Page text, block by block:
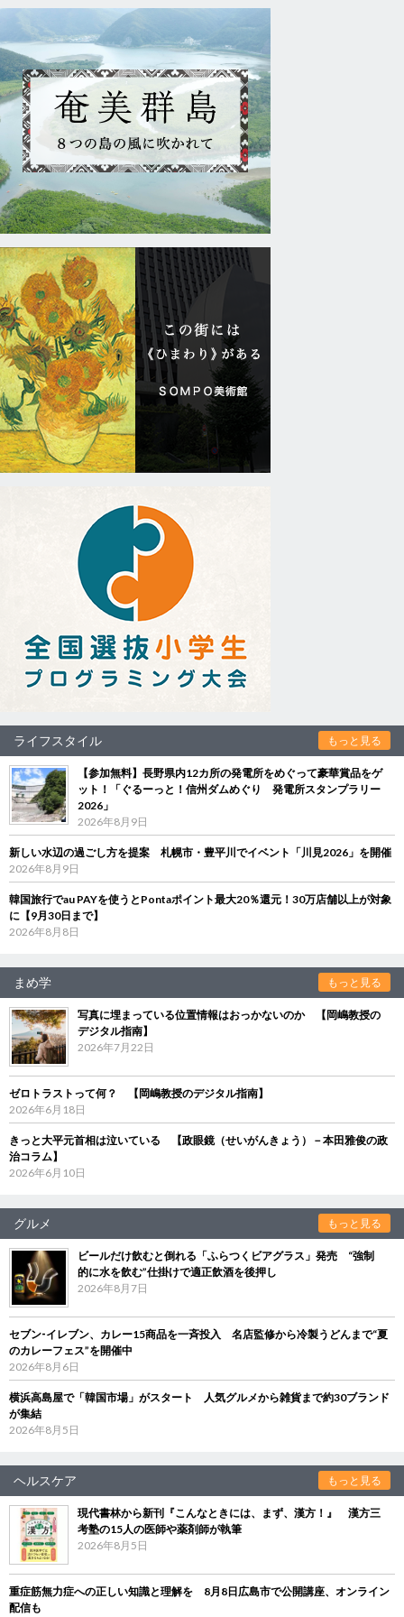
ライフスタイル もっと見る
【参加無料】長野県内12カ所の発電所をめぐって豪華賞品をゲ
ット！「ぐるーっと！信州ダムめぐり 発電所スタンプラリー
2026」
2026年8月9日
新しい水辺の過ごし方を提案 札幌市・豊平川でイベント「川見2026」を開催
2026年8月9日
韓国旅行でau PAYを使うとPontaポイント最大20％還元！30万店舗以上が対象
に【9月30日まで】
2026年8月8日
まめ学 もっと見る
写真に埋まっている位置情報はおっかないのか 【岡嶋教授の
デジタル指南】
2026年7月22日
ゼロトラストって何？ 【岡嶋教授のデジタル指南】
2026年6月18日
きっと大平元首相は泣いている 【政眼鏡（せいがんきょう）－本田雅俊の政
治コラム】
2026年6月10日
グルメ もっと見る
ビールだけ飲むと倒れる「ふらつくビアグラス」発売 “強制
的に水を飲む”仕掛けで適正飲酒を後押し
2026年8月7日
セブン‐イレブン、カレー15商品を一斉投入 名店監修から冷製うどんまで“夏
のカレーフェス”を開催中
2026年8月6日
横浜高島屋で「韓国市場」がスタート 人気グルメから雑貨まで約30ブランド
が集結
2026年8月5日
ヘルスケア もっと見る
現代書林から新刊『こんなときには、まず、漢方！』 漢方三
考塾の15人の医師や薬剤師が執筆
2026年8月5日
重症筋無力症への正しい知識と理解を 8月8日広島市で公開講座、オンライン
配信も